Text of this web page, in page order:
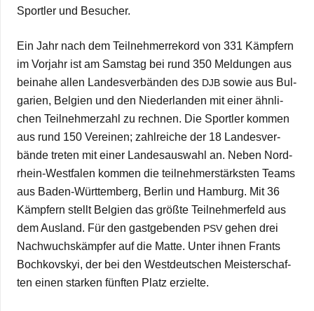
Sport­ler und Besucher.
Ein Jahr nach dem Teil­neh­mer­re­kord von 331 Kämp­fern
im Vor­jahr ist am Sams­tag bei rund 350 Mel­dun­gen aus
bei­nahe allen Lan­des­ver­bän­den des DJB sowie aus Bul­
ga­rien, Bel­gien und den Nie­der­lan­den mit einer ähn­li­
chen Teil­neh­mer­zahl zu rech­nen. Die Sport­ler kom­men
aus rund 150 Ver­ei­nen; zahl­rei­che der 18 Lan­des­ver­
bände tre­ten mit einer Lan­des­aus­wahl an. Neben Nor­d­
rhein-Wes­t­­fa­­len kom­men die teil­neh­mer­stärks­ten Teams
aus Baden-Wür­t­­te­m­­berg, Ber­lin und Ham­burg. Mit 36
Kämp­fern stellt Bel­gien das größte Teil­neh­mer­feld aus
dem Aus­land. Für den gast­ge­ben­den PSV gehen drei
Nach­wuchs­kämp­fer auf die Matte. Unter ihnen Frants
Bochkovs­kyi, der bei den West­deut­schen Meis­ter­schaf­
ten einen star­ken fünf­ten Platz erzielte.